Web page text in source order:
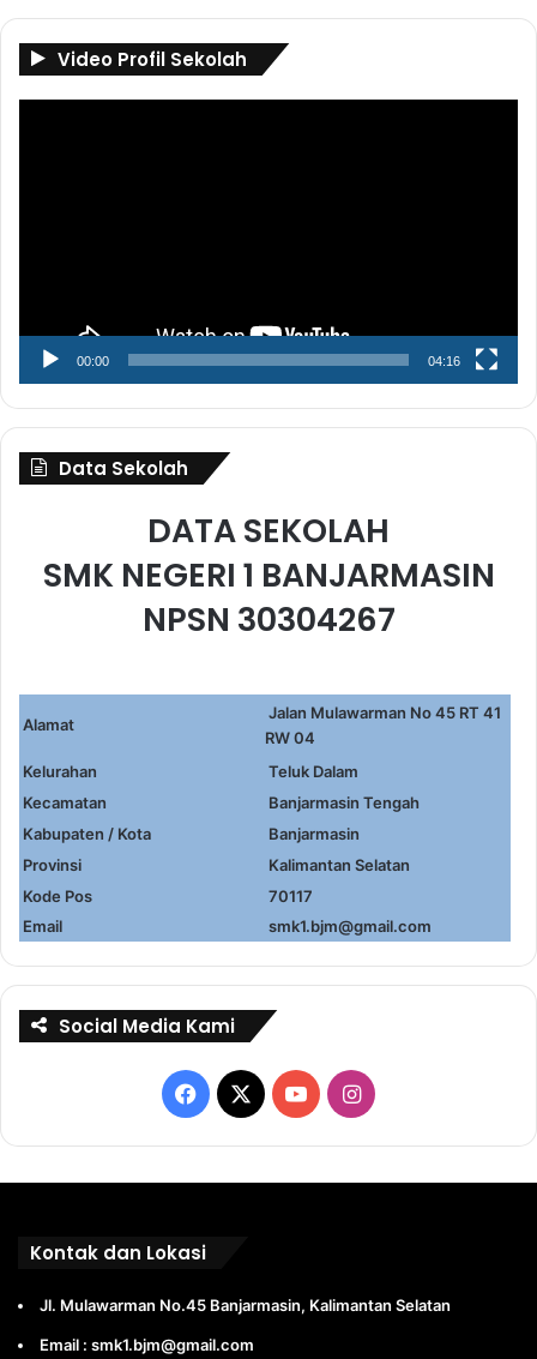
Video Profil Sekolah
00:00 04:16
Data Sekolah
DATA SEKOLAH
SMK NEGERI 1 BANJARMASIN
NPSN 30304267
Alamat
Jalan Mulawarman No 45 RT 41
RW 04
Kelurahan
Teluk Dalam
Kecamatan
Banjarmasin Tengah
Kabupaten / Kota
Banjarmasin
Provinsi
Kalimantan Selatan
Kode Pos
70117
Email
smk1.bjm@gmail.com
Social Media Kami
Facebook
X YouTubeInstagram
Kontak dan Lokasi
Jl. Mulawarman No.45 Banjarmasin, Kalimantan Selatan
Email : smk1.bjm@gmail.com